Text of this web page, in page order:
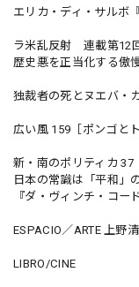
エリカ・ディ・サルボ
ラ米乱反射 連載第12
歴史悪を正当化する傲
独裁者の死とヌエバ・
広い風 159［ポンゴと
新・南のポリティカ 37
日本の常識は「平和」
『ダ・ヴィンチ・コー
ESPACIO／ARTE 上野
LIBRO/CINE